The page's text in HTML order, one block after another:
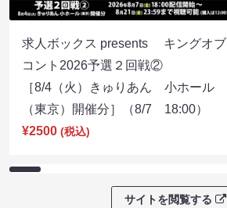
求人ボックス presents キングオブ
コント2026予選２回戦②
［8/4（火）きゅりあん 小ホール
（東京）開催分］（8/7 18:00）
¥2500 (税込)
サイトを閲覧する